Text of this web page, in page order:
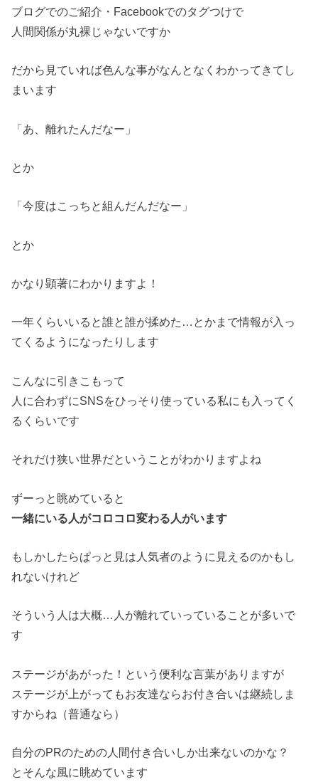
ブログでのご紹介・Facebookでのタグつけで
人間関係が丸裸じゃないですか
だから見ていれば色んな事がなんとなくわかってきてし
まいます
「あ、離れたんだなー」
とか
「今度はこっちと組んだんだなー」
とか
かなり顕著にわかりますよ！
一年くらいいると誰と誰が揉めた…とかまで情報が入っ
てくるようになったりします
こんなに引きこもって
人に合わずにSNSをひっそり使っている私にも入ってく
るくらいです
それだけ狭い世界だということがわかりますよね
ずーっと眺めていると
一緒にいる人がコロコロ変わる人がいます
もしかしたらぱっと見は人気者のように見えるのかもし
れないけれど
そういう人は大概…人が離れていっていることが多いで
す
ステージがあがった！という便利な言葉がありますが
ステージが上がってもお友達ならお付き合いは継続しま
すからね（普通なら）
自分のPRのための人間付き合いしか出来ないのかな？
とそんな風に眺めています